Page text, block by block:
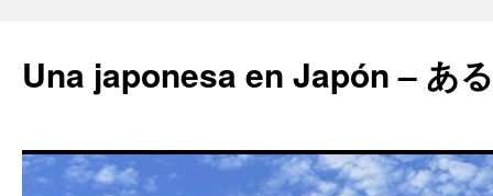
Una japonesa en Japón – あ